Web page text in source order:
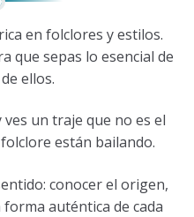
en folclores y estilos.
que sepas lo esencial de
ellos.
un traje que no es el
están bailando.
conocer el origen,
auténtica de cada